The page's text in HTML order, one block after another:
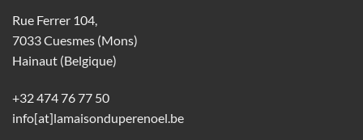
Rue Ferrer 104,
7033 Cuesmes (Mons)
Hainaut (Belgique)
+32 474 76 77 50
info[at]lamaisonduperenoel.be